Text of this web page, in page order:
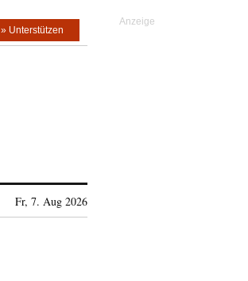
» Unterstützen
Fr, 7. Aug 2026